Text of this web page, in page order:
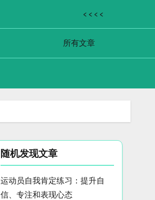
< < < <
所有文章
随机发现文章
运动员自我肯定练习：提升自
信、专注和表现心态